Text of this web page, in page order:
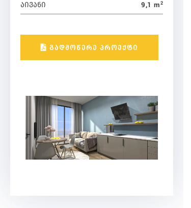
ᲐᲘᲕᲐᲜᲘ 9,1 m 2
ᲒᲐᲓᲛᲝᲬᲔᲠᲔ ᲞᲠᲝᲔᲥᲢᲘ